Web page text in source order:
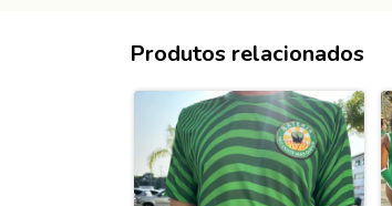
Produtos relacionados